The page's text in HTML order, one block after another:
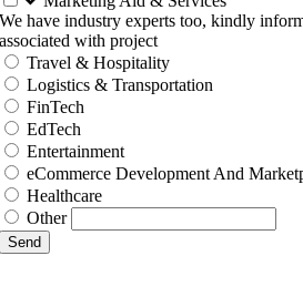
We have industry experts too, kindly
associated with project
Travel & Hospitality
Logistics & Transportation
FinTech
EdTech
Entertainment
eCommerce Development And
Healthcare
Other
Send